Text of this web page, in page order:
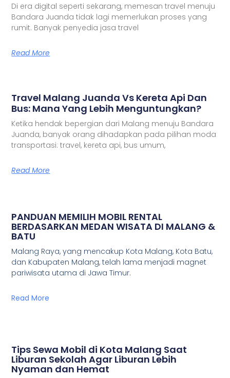
Di era digital seperti sekarang, memesan travel menuju
Bandara Juanda tidak lagi memerlukan proses yang
rumit. Banyak penyedia jasa travel
Read More
Travel Malang Juanda Vs Kereta Api Dan
Bus: Mana Yang Lebih Menguntungkan?
Ketika hendak bepergian dari Malang menuju Bandara
Juanda, banyak orang dihadapkan pada pilihan moda
transportasi: travel, kereta api, bus umum,
Read More
PANDUAN MEMILIH MOBIL RENTAL
BERDASARKAN MEDAN WISATA DI MALANG &
BATU
Malang Raya, yang mencakup Kota Malang, Kota Batu,
dan Kabupaten Malang, telah lama menjadi magnet
pariwisata utama di Jawa Timur.
Read More
Tips Sewa Mobil di Kota Malang Saat
Liburan Sekolah Agar Liburan Lebih
Nyaman dan Hemat